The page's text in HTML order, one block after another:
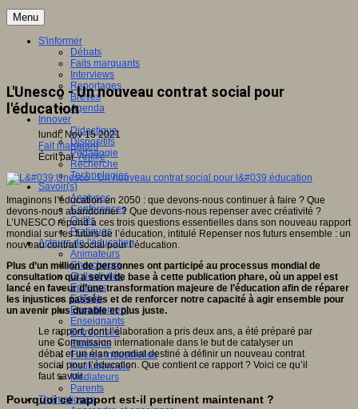
Menu
S'informer
Débats
Faits marquants
Interviews
Reportages
Brèves
Agenda
Innover
Didactique
Dispositifs
Pédagogie
Recherche
Technologies
Savoir(s)
Analyses
Conférences
Outils
Pratiques
Acteurs de l'éducation
Animateurs
Chercheurs
Collectivités
Editeurs
EdTech
Encadrement
Enseignants
Entreprises
Etudiants
Filières industrielles
Institutionnels
Médiateurs
Parents
Thématiques
L'Unesco - Un nouveau contrat social pour
l'éducation
lundi, Nov 15 2021
Fait marquant
Écrit parAn@é
Imaginons l’éducation en 2050 : que devons-nous continuer à faire ? Que
devons-nous abandonner ? Que devons-nous repenser avec créativité ?
L’UNESCO répond à ces trois questions essentielles dans son nouveau rapport
mondial sur les futurs de l’éducation, intitulé Repenser nos futurs ensemble : un
nouveau contrat social pour l’éducation.
Plus d’un million de personnes ont participé au processus mondial de
consultation qui a servi de base à cette publication phare, où un appel est
lancé en faveur d’une transformation majeure de l’éducation afin de réparer
les injustices passées et de renforcer notre capacité à agir ensemble pour
un avenir plus durable et plus juste.
Le rapport, dont l’élaboration a pris deux ans, a été préparé par
une Commission internationale dans le but de catalyser un
débat et un élan mondial destiné à définir un nouveau contrat
social pour l’éducation. Que contient ce rapport ? Voici ce qu’il
faut savoir.
Pourquoi ce rapport est-il pertinent maintenant ?